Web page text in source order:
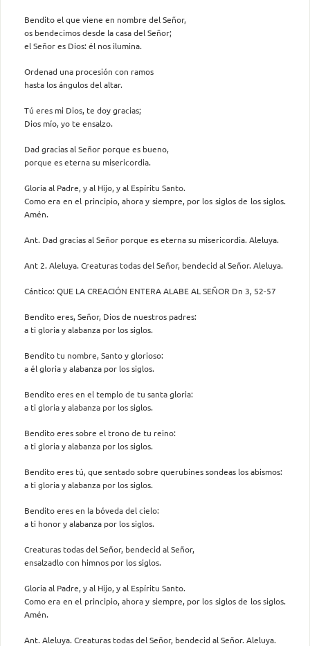
Bendito el que viene en nombre del Señor,
os bendecimos desde la casa del Señor;
el Señor es Dios: él nos ilumina.
Ordenad una procesión con ramos
hasta los ángulos del altar.
Tú eres mi Dios, te doy gracias;
Dios mío, yo te ensalzo.
Dad gracias al Señor porque es bueno,
porque es eterna su misericordia.
Gloria al Padre, y al Hijo, y al Espíritu Santo.
Como era en el principio, ahora y siempre, por los siglos de los siglos.
Amén.
Ant. Dad gracias al Señor porque es eterna su misericordia. Aleluya.
Ant 2. Aleluya. Creaturas todas del Señor, bendecid al Señor. Aleluya.
Cántico: QUE LA CREACIÓN ENTERA ALABE AL SEÑOR Dn 3, 52-57
Bendito eres, Señor, Dios de nuestros padres:
a ti gloria y alabanza por los siglos.
Bendito tu nombre, Santo y glorioso:
a él gloria y alabanza por los siglos.
Bendito eres en el templo de tu santa gloria:
a ti gloria y alabanza por los siglos.
Bendito eres sobre el trono de tu reino:
a ti gloria y alabanza por los siglos.
Bendito eres tú, que sentado sobre querubines sondeas los abismos:
a ti gloria y alabanza por los siglos.
Bendito eres en la bóveda del cielo:
a ti honor y alabanza por los siglos.
Creaturas todas del Señor, bendecid al Señor,
ensalzadlo con himnos por los siglos.
Gloria al Padre, y al Hijo, y al Espíritu Santo.
Como era en el principio, ahora y siempre, por los siglos de los siglos.
Amén.
Ant. Aleluya. Creaturas todas del Señor, bendecid al Señor. Aleluya.